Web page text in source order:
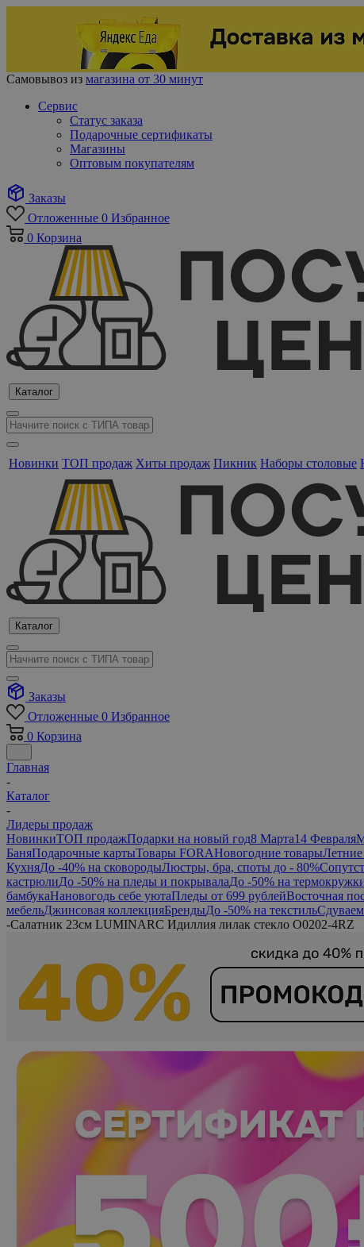
Самовывоз из магазина от 30 минут
Сервис
Статус заказа
Подарочные сертификаты
Магазины
Оптовым покупателям
Заказы
Отложенные 0 Избранное
0 Корзина
Каталог
Новинки ТОП продаж Хиты продаж Пикник Наборы столовые
Каталог
Заказы
Отложенные 0 Избранное
0 Корзина
Главная
-
Каталог
-
Лидеры продаж
НовинкиТОП продажПодарки на новый год8 Марта14 Февраля
БаняПодарочные картыТовары FORAНовогодние товары
КухняДо -40% на сковородыЛюстры, бра, споты до - 80%
кастрюлиДо -50% на пледы и покрывалаДо -50% на
бамбукаНановогодь себе уютаПледы от 699 рублейВосточная
мебельДжинсовая коллекцияБрендыДо -50% на текстиль
-Салатник 23см LUMINARC Идиллия лилак стекло O0202-4RZ